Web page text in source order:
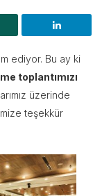
ediyor. Bu ay ki
toplantımızı
üzerinde
teşekkür